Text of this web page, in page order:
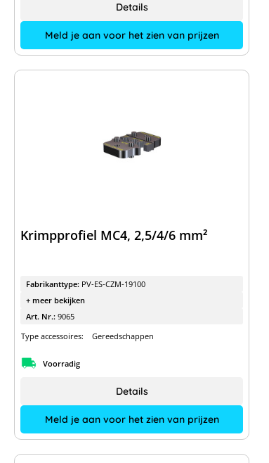
Meld je aan voor het zien van prijzen
Details
Krimpprofiel MC4, 2,5/4/6 mm²
Fabrikanttype: PV-ES-CZM-19100
+ meer bekijken
Art. Nr.: 9065
Type accessoires:
Gereedschappen
Voorradig
Meld je aan voor het zien van prijzen
Details